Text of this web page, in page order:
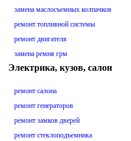
замена маслосъемных колпачков
ремонт топливной системы
ремонт двигателя
замена ремня грм
Электрика, кузов, салон
ремонт салона
ремонт генераторов
ремонт замков дверей
ремонт стеклоподъемника